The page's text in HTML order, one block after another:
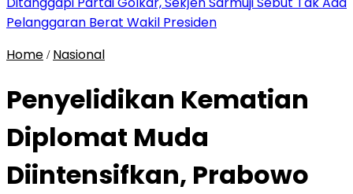
Pelanggaran Berat Wakil Presiden
Home / Nasional
Penyelidikan Kematian
Diplomat Muda
Diintensifkan, Prabowo